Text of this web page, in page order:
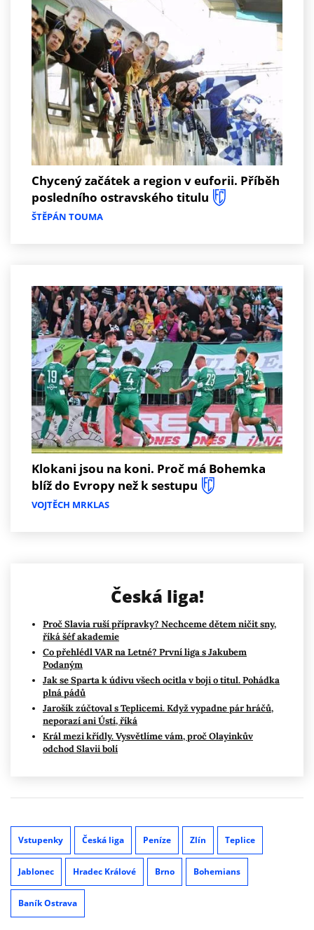
Chycený začátek a region v euforii. Příběh
posledního ostravského titulu
ŠTĚPÁN TOUMA
Klokani jsou na koni. Proč má Bohemka
blíž do Evropy než k sestupu
VOJTĚCH MRKLAS
Česká liga!
Proč Slavia ruší přípravky? Nechceme dětem ničit sny,
říká šéf akademie
Co přehlédl VAR na Letné? První liga s Jakubem
Podaným
Jak se Sparta k údivu všech ocitla v boji o titul. Pohádka
plná pádů
Jarošík zúčtoval s Teplicemi. Když vypadne pár hráčů,
neporazí ani Ústí, říká
Král mezi křídly. Vysvětlíme vám, proč Olayinkův
odchod Slavii bolí
Vstupenky Česká liga Peníze Zlín Teplice
Jablonec Hradec Králové Brno Bohemians
Baník Ostrava